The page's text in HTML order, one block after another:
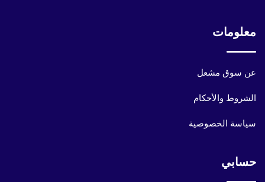
معلومات
عن سوق مشعل
الشروط والأحكام
سياسة الخصوصية
حسابي